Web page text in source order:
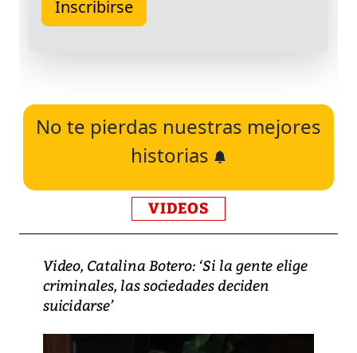
No te pierdas nuestras mejores
historias
VIDEOS
Video, Catalina Botero: ‘Si la gente elige
criminales, las sociedades deciden
suicidarse’